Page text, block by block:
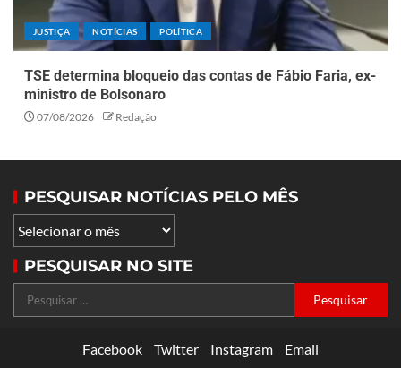
JUSTIÇA NOTÍCIAS POLÍTICA
TSE determina bloqueio das contas de Fábio Faria, ex-
ministro de Bolsonaro
07/08/2026 Redação
PESQUISAR NOTÍCIAS PELO MÊS
PESQUISAR NO SITE
Facebook Twitter Instagram Email